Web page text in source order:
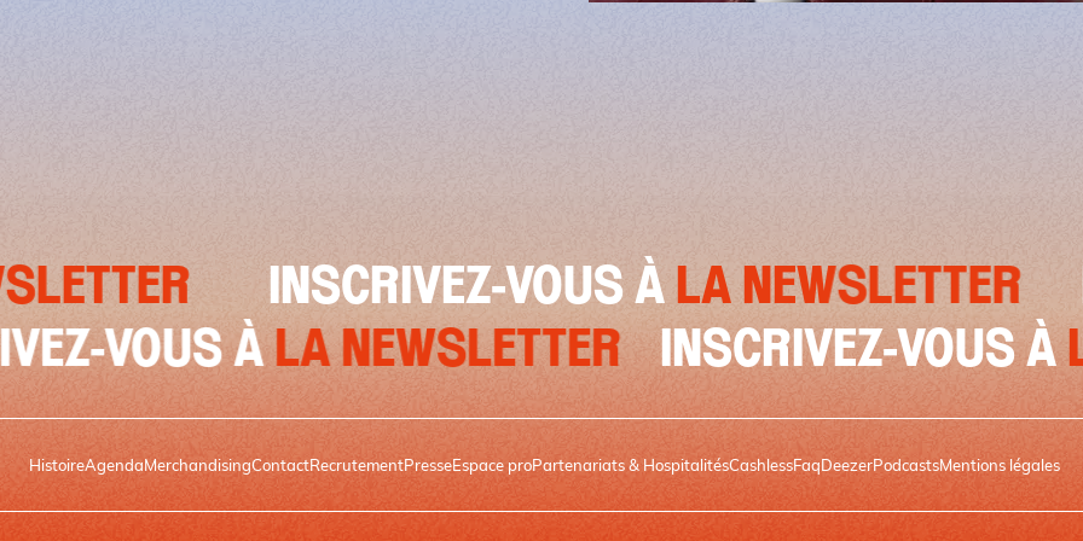
INSCRIVEZ-VOUS ÀLA NEWSLETTER
INSCRIVEZ-VOUS ÀLA NEWSLETTER INSCRIVEZ-
HistoireAgendaMerchandisingContactRecrutementPresseEspace proPartenariats & HospitalitésCashlessFaqDeezerPodcastsMentions légales